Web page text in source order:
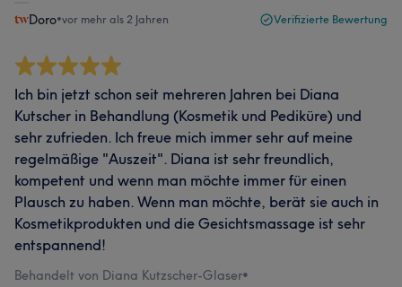
Doro•vor mehr als 2 Jahren Verifizierte Bewertung
Ich bin jetzt schon seit mehreren Jahren bei Diana
Kutscher in Behandlung (Kosmetik und Pediküre) und
sehr zufrieden. Ich freue mich immer sehr auf meine
regelmäßige "Auszeit". Diana ist sehr freundlich,
kompetent und wenn man möchte immer für einen
Plausch zu haben. Wenn man möchte, berät sie auch in
Kosmetikprodukten und die Gesichtsmassage ist sehr
entspannend!
Behandelt von Diana Kutzscher-Glaser•